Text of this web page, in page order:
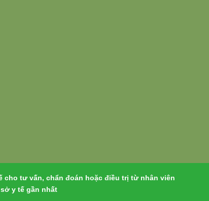
tư vấn, chẩn đoán hoặc điều trị từ nhân viên
y tế gần nhất